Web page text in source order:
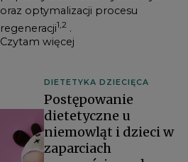
oraz optymalizacji procesu
regeneracji1,2 .
Czytam więcej
DIETETYKA DZIECIĘCA
Postępowanie
dietetyczne u
niemowląt i dzieci w
zaparciach